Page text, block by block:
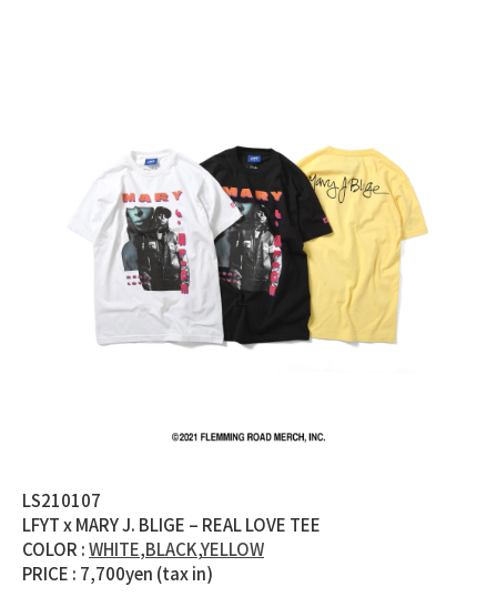
LS210107
LFYT x MARY J. BLIGE – REAL LOVE TEE
COLOR :WHITE,BLACK,YELLOW
PRICE : 7,700yen (tax in)